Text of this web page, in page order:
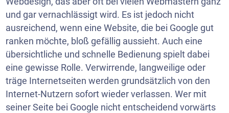
und gar vernachlässigt wird. Es ist jedoch nicht
ausreichend, wenn eine Website, die bei Google gut
ranken möchte, bloß gefällig aussieht. Auch eine
übersichtliche und schnelle Bedienung spielt dabei
eine gewisse Rolle. Verwirrende, langweilige oder
träge Internetseiten werden grundsätzlich von den
Internet-Nutzern sofort wieder verlassen. Wer mit
seiner Seite bei Google nicht entscheidend vorwärts